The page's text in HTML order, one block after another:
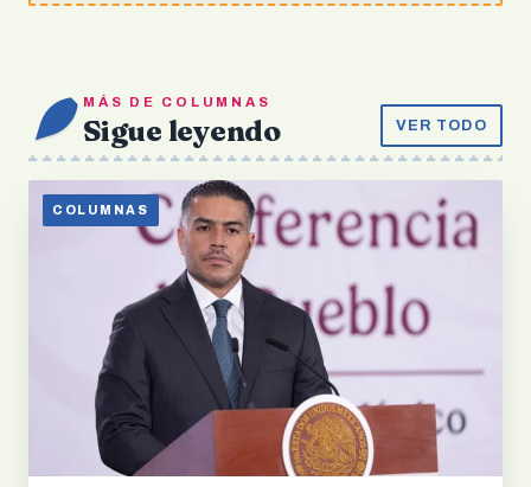
MÁS DE COLUMNAS
Sigue leyendo VER TODO
COLUMNAS